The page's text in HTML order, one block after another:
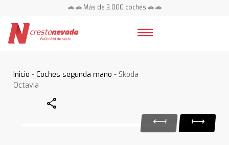
🚗 🚗 Más de 3.000 coches 🚗 🚗
Inicio -Coches segunda mano - Skoda
Octavia
Share